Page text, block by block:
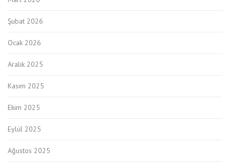
Şubat 2026
Ocak 2026
Aralık 2025
Kasım 2025
Ekim 2025
Eylül 2025
Ağustos 2025